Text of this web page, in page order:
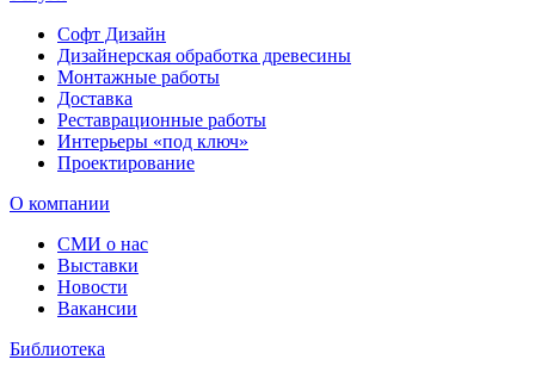
Софт Дизайн
Дизайнерская обработка древесины
Монтажные работы
Доставка
Реставрационные работы
Интерьеры «под ключ»
Проектирование
О компании
СМИ о нас
Выставки
Новости
Вакансии
Библиотека